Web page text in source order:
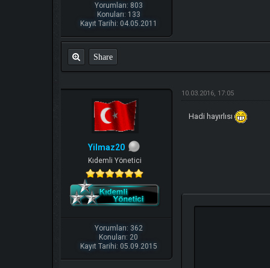
Yorumları: 803
Konuları: 133
Kayıt Tarihi: 04.05.2011
Share
Yilmaz20
Kıdemli Yönetici
Yorumları: 362
Konuları: 20
Kayıt Tarihi: 05.09.2015
10.03.2016, 17:05
Hadi hayırlısı